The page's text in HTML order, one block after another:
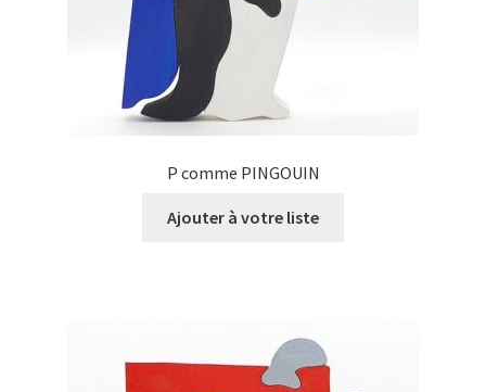
P comme PINGOUIN
Ajouter à votre liste